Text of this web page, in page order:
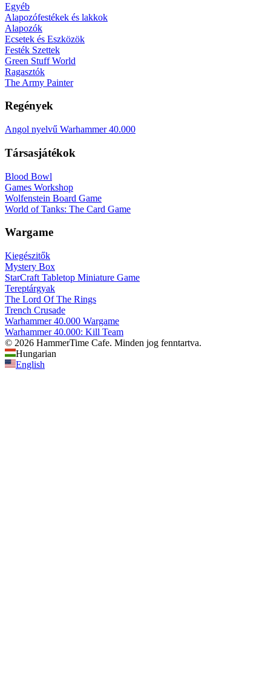
Egyéb
Alapozófestékek és lakkok
Alapozók
Ecsetek és Eszközök
Festék Szettek
Green Stuff World
Ragasztók
The Army Painter
Regények
Angol nyelvű Warhammer 40.000
Társasjátékok
Blood Bowl
Games Workshop
Wolfenstein Board Game
World of Tanks: The Card Game
Wargame
Kiegészitők
Mystery Box
StarCraft Tabletop Miniature Game
Tereptárgyak
The Lord Of The Rings
Trench Crusade
Warhammer 40.000 Wargame
Warhammer 40.000: Kill Team
© 2026 HammerTime Cafe. Minden jog fenntartva.
Hungarian
English